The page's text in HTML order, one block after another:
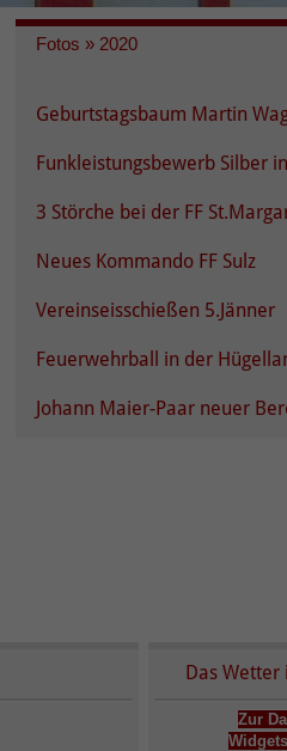
Fotos » 2020
Geburtstagsbaum Martin
Funkleistungsbewerb Silber
3 Störche bei der FF
Neues Kommando FF Sulz
Vereinseisschießen 5.Jänner
Feuerwehrball in der
Johann Maier-Paar neuer
Das Wetter
Zur